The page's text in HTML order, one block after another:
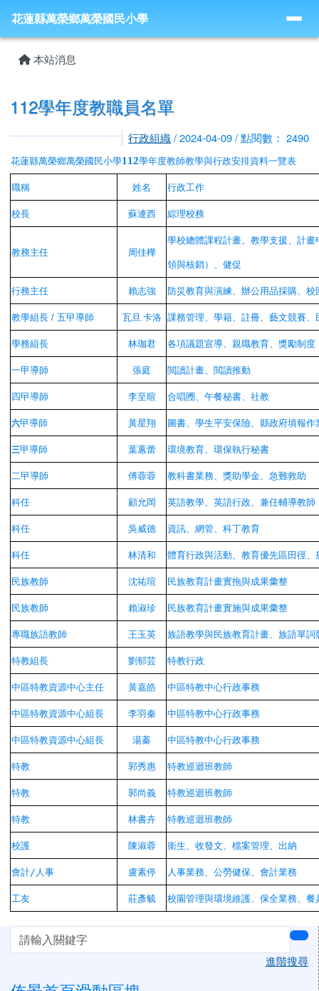
花蓮縣萬榮鄉萬榮國民小學
導覽列
花蓮縣萬榮鄉萬榮國民小學
主內容區域
本站消息
112學年度教職員名單
行政組織/ 2024-04-09 / 點閱數： 2490
花蓮縣萬榮鄉萬榮國民小學112學年度教師教學與行政安排資料一覽表
職稱 姓名 行政工作
校長 蘇連西 綜理校務
教務主任 周佳樺
學校總體課程計畫、教學支援、計
領與核銷） 、健促
行務主任 賴志強 防災教育與演練、辦公用品採購、
教學組長 / 五曱導師 瓦旦.卡洛 課務管理、學籍、註冊、藝文競賽
學務組長 林珈君 各項議題宣導、親職教育、獎勵制度
一甲導師 張庭 閲讀計畫、閲讀推動
四曱導師 李至暄 合唱圑、午餐秘書、社教
六曱導師 黃星翔 圖書、學生平安保險、縣政府填報
三甲導師 葉蕙蕾 環境教育、環保執行秘書
二曱導師 傅蓉蓉 教科書業務、獎助學金、急難救助
科任 顧允岡 英語教學、英語行政、兼任輔導教師
科任 吳威德 資訊、網管、科丁教育
科任 林清和 體育行政與活動、教育優先區田徑、
民族教師 沈祐瑄 民族教育計畫實拖與成果彙整
民族教師 賴淑珍 民族教育計畫實施與成果彙整
專職族語教師 王玉英 族語教學與民族教育計畫、族語單詞
特教組長 劉郁芸 特教行政
中區特教資源中心主任 黃嘉皓 中區特教中心行政事務
中區特教資源中心組長 李羽秦 中區特教中心行政事務
中區特教資源中心組長 湯蓁 中區特教中心行政事務
特教 郭秀惠 特教巡迴班教師
特教 郭尚義 特教巡迴班教師
特教 林書卉 特教巡迴班教師
校護 陳淑蓉 衛生、收發文、檔案管理、 出納
會計/ 人事 盧素停 人事業務、公勞健保、會計業務
工友 莊彥毓 校園管理與環境維護、保全業務、餐
左邊區域內容
進階搜尋
頁尾區域